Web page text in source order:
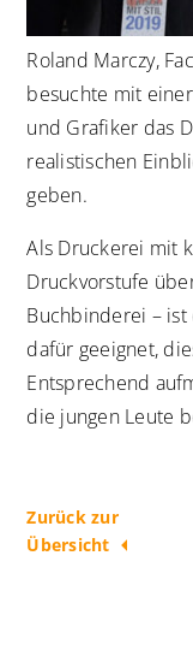
Roland Marczy,
besuchte mit
und Grafiker das
realistischen
geben.
Als Druckerei mit
Druckvorstufe
Buchbinderei – ist
dafür geeignet,
Entsprechend
die jungen Leute
Zurück zur
Übersicht